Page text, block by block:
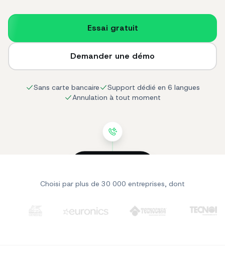
Essai gratuit
Demander une démo
Sans carte bancaire
Support dédié en 6 langues
Annulation à tout moment
10:30
Choisi par plus de 30 000 entreprises, dont
Clienti: TIM, WindTre, Generali, Euronics, Tecnocasa,